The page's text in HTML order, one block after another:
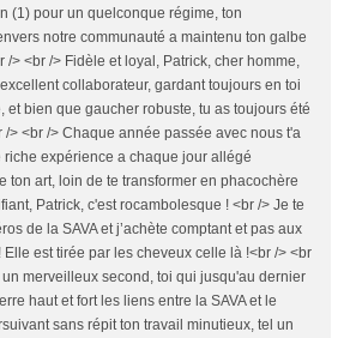
(1) pour un quelconque régime, ton
notre communauté a maintenu ton galbe
/> <br /> Fidèle et loyal, Patrick, cher homme,
collaborateur, gardant toujours en toi
et bien que gaucher robuste, tu as toujours été
/> <br /> Chaque année passée avec nous t'a
riche expérience a chaque jour allégé
ton art, loin de te transformer en phacochère
Patrick, c'est rocambolesque ! <br /> Je te
de la SAVA et j’achète comptant et pas aux
Elle est tirée par les cheveux celle là !<br /> <br
un merveilleux second, toi qui jusqu'au dernier
haut et fort les liens entre la SAVA et le
sans répit ton travail minutieux, tel un